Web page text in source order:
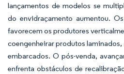
lançamentos de modelos se
do envidraçamento aumentou.
favorecem os produtores
coengenheirar produtos
embarcados. O pós-venda,
enfrenta obstáculos de